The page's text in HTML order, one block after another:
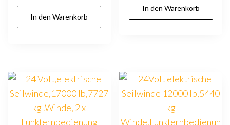
In den Warenkorb
In den Warenkorb